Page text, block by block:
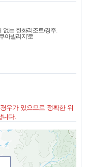
없는 한화리조트/경주.
아빌리지'로
우가 있으므로 정확한 위
다.